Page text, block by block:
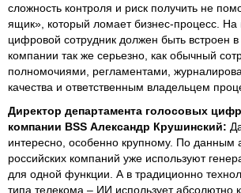
сложность контроля и риск получить не
ящик», который ломает бизнес-процесс. На
цифровой сотрудник должен быть встроен в
компании так же серьезно, как обычный
полномочиями, регламентами,
качества и ответственным владельцем
Директор департамента голосовых
компании BSS Александр Крушинский:
интересно, особенно крупному. По данным
российских компаний уже используют
для одной функции. А в традиционно
типа телекома – ИИ использует абсолютно